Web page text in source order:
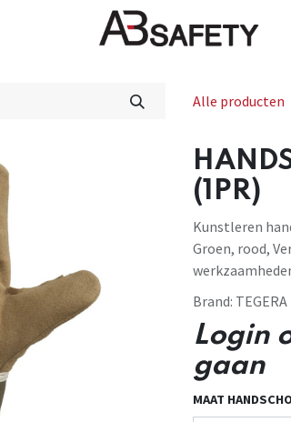
Winkel CE
Alle producten
(1PR)
Kunstleren
Groen, rood,
Brand: TEGERA
Login
gaan
MAAT